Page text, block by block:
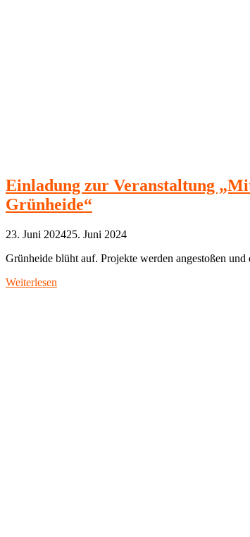
Einladung zur Veranstaltung
Grünheide“
23. Juni 202425. Juni 2024
Grünheide blüht auf. Projekte werden angestoßen
Weiterlesen